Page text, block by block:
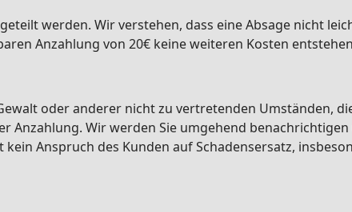
werden. Wir verstehen, dass eine Absage nicht
Anzahlung von 20€ keine weiteren Kosten
oder anderer nicht zu vertretenden Umständen,
Wir werden Sie umgehend benachrichtigen
Anspruch des Kunden auf Schadensersatz,